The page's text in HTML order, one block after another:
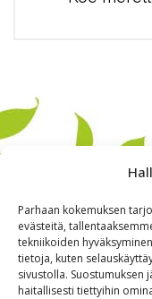
Parhaan kokemuksen
evästeitä,
tekniikoiden
tietoja, kuten
sivustolla. Suostumuksen
haitallisesti tiettyihin